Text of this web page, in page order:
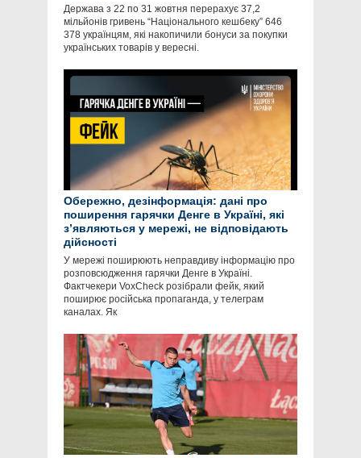
Держава з 22 по 31 жовтня перерахує 37,2
мільйонів гривень “Національного кешбеку” 646
378 українцям, які накопичили бонуси за покупки
українських товарів у вересні.
Обережно, дезінформація: дані про
поширення гарячки Денге в Україні, які
зʼявляються у мережі, не відповідають
дійсності
У мережі поширюють неправдиву інформацію про
розповсюдження гарячки Денге в Україні.
Фактчекери VoxCheck розібрали фейк, який
поширює російська пропаганда, у телеграм
каналах. Як